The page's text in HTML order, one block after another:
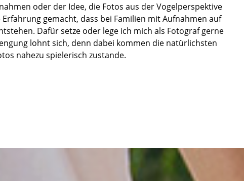
oder der Idee, die Fotos aus der Vogelperspektive
gemacht, dass bei Familien mit Aufnahmen auf
Dafür setze oder lege ich mich als Fotograf gerne
lohnt sich, denn dabei kommen die natürlichsten
nahezu spielerisch zustande.